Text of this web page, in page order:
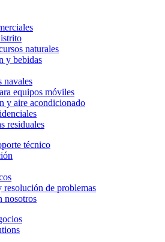
naturales
y bebidas
navales
equipos móviles
y aire acondicionado
residuales
técnico
resolución de problemas
nosotros